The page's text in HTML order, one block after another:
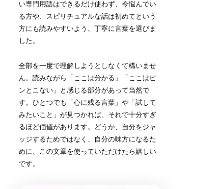
い専門用語はできるだけ使わず、今悩んでい
る方や、スピリチュアルな話は初めてという
方にも読みやすいよう、丁寧に言葉を選びま
した。
全部を一度で理解しようとしなくて構いませ
ん。読みながら「ここは分かる」「ここはピ
ンとこない」と感じる部分があって当然で
す。ひとつでも「心に残る言葉」や「試して
みたいこと」が見つかれば、それで十分すぎ
るほど価値があります。どうか、自分をジャ
ッジするためではなく、自分の味方になるた
めに、この文章を使っていただけたら嬉しい
です。